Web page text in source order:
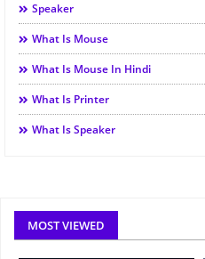
Speaker
What Is Mouse
What Is Mouse In Hindi
What Is Printer
What Is Speaker
MOST VIEWED